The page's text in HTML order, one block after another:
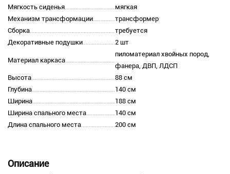
Мягкость сиденья
мягкая
Механизм трансформации
трансформер
Сборка
требуется
Декоративные подушки
2 шт
Материал каркаса
пиломатериал хвойных пород,
фанера, ДВП, ЛДСП
Высота
88 см
Глубина
140 см
Ширина
188 см
Ширина спального места
140 см
Длина спального места
200 см
Описание